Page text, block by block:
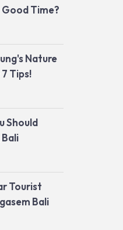
Good Time?
Nature
Tips!
Should
Tourist
Bali